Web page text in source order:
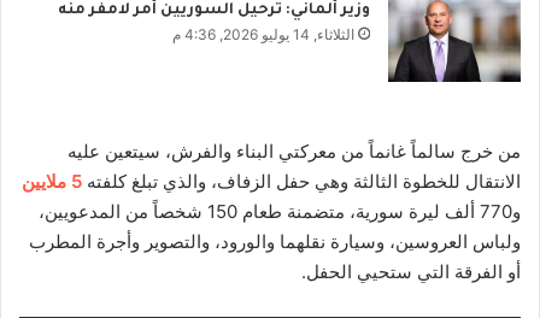
وزير ألماني: ترحيل السوريين أمر لامفر منه
الثلاثاء, 14 يوليو 2026, 4:36 م
من خرج سالماً غانماً من معركتي البناء والفرش، سيتعين عليه
الانتقال للخطوة الثالثة وهي حفل الزفاف، والذي تبلغ كلفته 5 ملايين
و770 ألف ليرة سورية، متضمنة طعام 150 شخصاً من المدعويين،
ولباس العروسين، وسيارة نقلهما والورود، والتصوير وأجرة المطرب
أو الفرقة التي ستحيي الحفل.